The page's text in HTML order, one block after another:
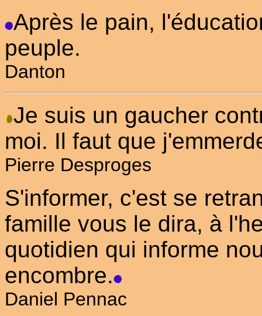
Après le pain,
peuple.
Danton
Je suis un gaucher
moi. Il faut que
Pierre Desproges
S'informer, c'est se
famille vous le dira, à
quotidien qui informe
encombre.
Daniel Pennac